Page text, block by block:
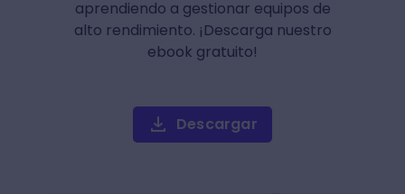
aprendiendo a gestionar equipos de
alto rendimiento. ¡Descarga nuestro
ebook gratuito!
Descargar